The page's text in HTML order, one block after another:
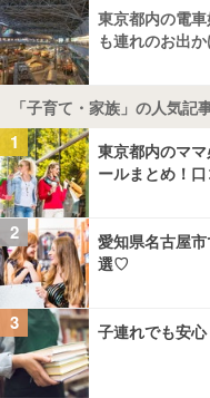
東京都内の電
も連れのお出か
「子育て・家族」の人気記
1
東京都内のマ
ールまとめ！
2
愛知県名古屋
選♡
3 子連れでも安